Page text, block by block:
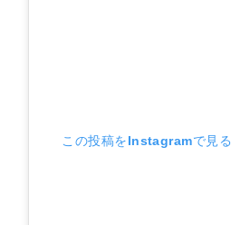
この投稿をInstagramで見る